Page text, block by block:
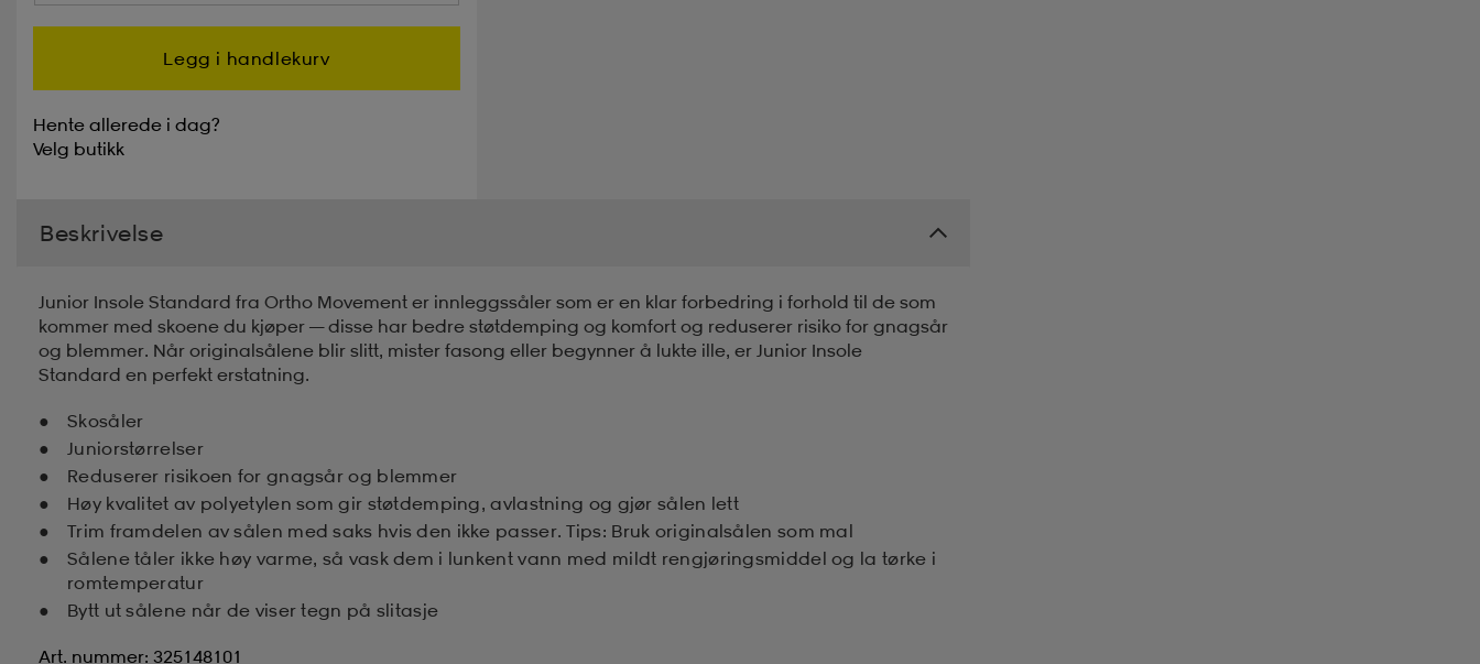
Legg i handlekurv
Hente allerede i dag?
Velg butikk
Beskrivelse
Junior Insole Standard fra Ortho Movement er innleggssåler som er en klar forbedring i forhold til de som
kommer med skoene du kjøper — disse har bedre støtdemping og komfort og reduserer risiko for gnagsår
og blemmer. Når originalsålene blir slitt, mister fasong eller begynner å lukte ille, er Junior Insole
Standard en perfekt erstatning.
Skosåler
Juniorstørrelser
Reduserer risikoen for gnagsår og blemmer
Høy kvalitet av polyetylen som gir støtdemping, avlastning og gjør sålen lett
Trim framdelen av sålen med saks hvis den ikke passer. Tips: Bruk originalsålen som mal
Sålene tåler ikke høy varme, så vask dem i lunkent vann med mildt rengjøringsmiddel og la tørke i
romtemperatur
Bytt ut sålene når de viser tegn på slitasje
Art. nummer: 325148101